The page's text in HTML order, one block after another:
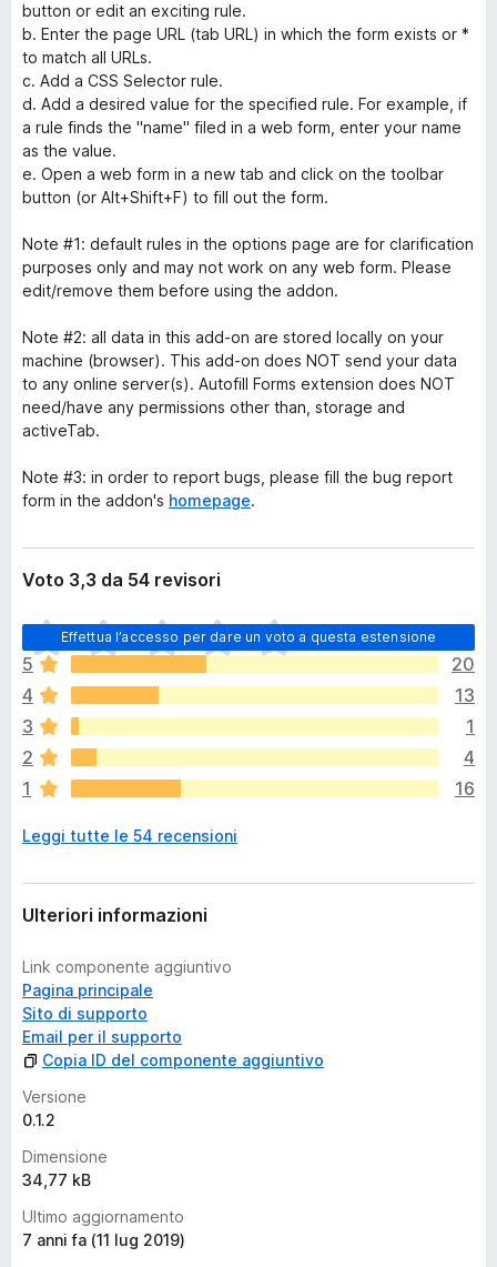
button or edit an exciting rule.
b. Enter the page URL (tab URL) in which the form exists or *
to match all URLs.
c. Add a CSS Selector rule.
d. Add a desired value for the specified rule. For example, if
a rule finds the "name" filed in a web form, enter your name
as the value.
e. Open a web form in a new tab and click on the toolbar
button (or Alt+Shift+F) to fill out the form.
Note #1: default rules in the options page are for clarification
purposes only and may not work on any web form. Please
edit/remove them before using the addon.
Note #2: all data in this add-on are stored locally on your
machine (browser). This add-on does NOT send your data
to any online server(s). Autofill Forms extension does NOT
need/have any permissions other than, storage and
activeTab.
Note #3: in order to report bugs, please fill the bug report
form in the addon's homepage.
Voto 3,3 da 54 revisori
Effettua l’accesso per dare un voto a questa estensione
N
o
n
c
i
s
o
n
a
c
o
a
v
a
l
u
t
a
z
o
n
i
5
20
4
13
3
1
2
4
1
16
Leggi tutte le 54 recensioni
Ulteriori informazioni
Link componente aggiuntivo
Pagina principale
Sito di supporto
Email per il supporto
Copia ID del componente aggiuntivo
Versione
0.1.2
Dimensione
34,77 kB
Ultimo aggiornamento
7 anni fa (11 lug 2019)